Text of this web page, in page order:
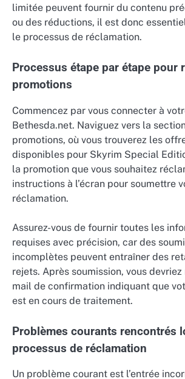
limitée peuvent fournir du contenu
ou des réductions, il est donc
le processus de réclamation.
Processus étape par étape pour
promotions
Commencez par vous connecter à
Bethesda.net. Naviguez vers la
promotions, où vous trouverez les
disponibles pour Skyrim Special
la promotion que vous souhaitez
instructions à l’écran pour soumettre
réclamation.
Assurez-vous de fournir toutes les
requises avec précision, car des
incomplètes peuvent entraîner des
rejets. Après soumission, vous
mail de confirmation indiquant que
est en cours de traitement.
Problèmes courants rencontrés
processus de réclamation
Un problème courant est l’entrée